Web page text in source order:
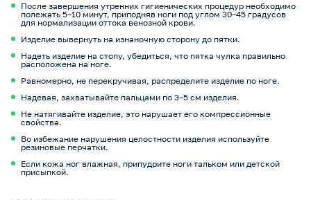
После завершения утренних гигиенических процедур необходимо
полежать 5–10 минут, приподняв ноги под углом 30–45 градусов
для нормализации оттока венозной крови.
Изделие вывернуть на изнаночную сторону до пятки.
Надеть изделие на стопу, убедиться, что пятка чулка правильно
расположена на ноге.
Равномерно, не перекручивая, распределите изделие по ноге.
Надевая, захватывайте пальцами по 3–5 см изделия.
Не натягивайте изделие, это нарушает его компрессионные
свойства.
Во избежание нарушения целостности изделия используйте
резиновые перчатки.
Если кожа ног влажная, припудрите ноги тальком или детской
присыпкой.